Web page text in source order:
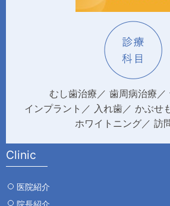
むし歯治療 歯周病治療
インプラント
入れ歯 かぶせ
ホワイトニング
訪
Clinic
医院紹介
院長紹介